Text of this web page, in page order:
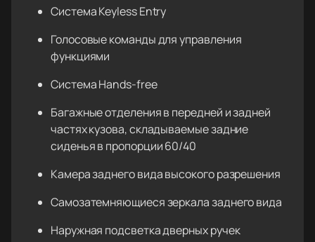
Система Keyless Entry
Голосовые команды для управления
функциями
Система Hands-free
Багажные отделения в передней и задней
частях кузова, складываемые задние
сиденья в пропорции 60/40
Камера заднего вида высокого разрешения
Самозатемняющиеся зеркала заднего вида
Наружная подсветка дверных ручек